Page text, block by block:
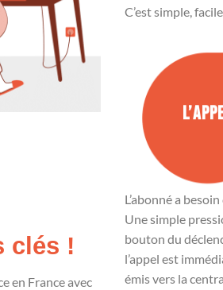
clés !
en France avec
C’est simple,
L’abonné a besoin
Une simple
bouton du
l’appel est
émis vers la